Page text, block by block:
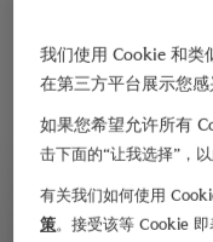
我们使用 Cookie 和类
在第三方平台展示您感
如果您希望允许所有
击下面的“让我选择”，
有关我们如何使用
策。接受该等 Cookie